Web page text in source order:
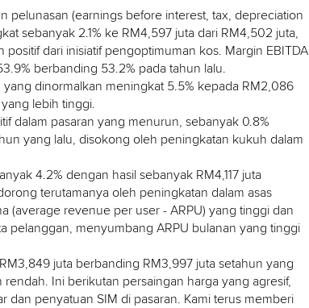
pelunasan (earnings before interest, tax, depreciation
sebanyak 2.1% ke RM4,597 juta dari RM4,502 juta,
dari inisiatif pengoptimuman kos. Margin EBITDA
berbanding 53.2% pada tahun lalu.
yang dinormalkan meningkat 5.5% kepada RM2,086
lebih tinggi.
dalam pasaran yang menurun, sebanyak 0.8%
yang lalu, disokong oleh peningkatan kukuh dalam
4.2% dengan hasil sebanyak RM4,117 juta
terutamanya oleh peningkatan dalam asas
(average revenue per user - ARPU) yang tinggi dan
pelanggan, menyumbang ARPU bulanan yang tinggi
juta berbanding RM3,997 juta setahun yang
Ini berikutan persaingan harga yang agresif,
dan penyatuan SIM di pasaran. Kami terus memberi